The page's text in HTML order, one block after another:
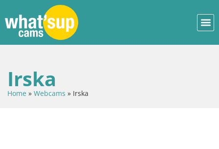
Irska
Home » Webcams » Irska